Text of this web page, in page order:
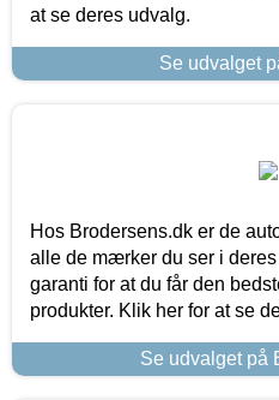
at se deres udvalg.
Se udvalget
Hos Brodersens.dk er de
alle de mærker du ser i
garanti for at du får den
produkter. Klik her for at se
Se udvalget på